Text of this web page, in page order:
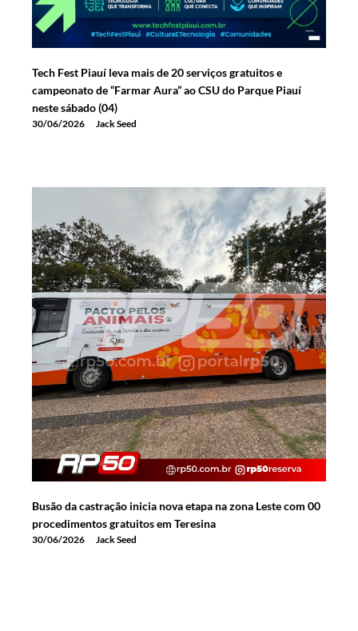
Tech Fest Piauí leva mais de 20 serviços gratuitos e
campeonato de “Farmar Aura” ao CSU do Parque Piauí
neste sábado (04)
30/06/2026 Jack Seed
Busão da castração inicia nova etapa na zona Leste com 00
procedimentos gratuitos em Teresina
30/06/2026 Jack Seed